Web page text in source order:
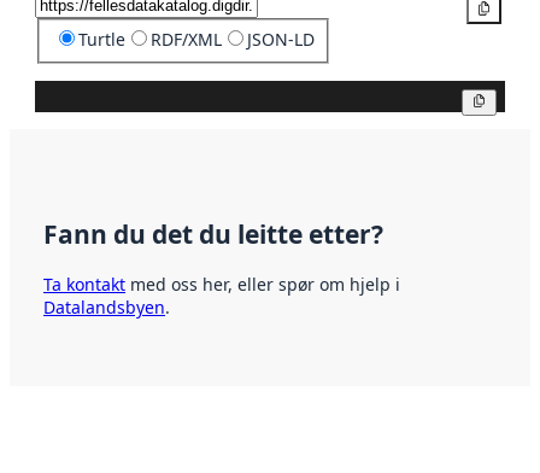
Turtle RDF/XML JSON-LD
Fann du det du leitte etter?
Ta kontakt med oss her, eller spør om hjelp i
Datalandsbyen.